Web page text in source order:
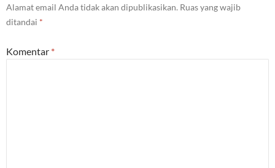
Alamat email Anda tidak akan dipublikasikan. Ruas yang wajib
ditandai *
Komentar *